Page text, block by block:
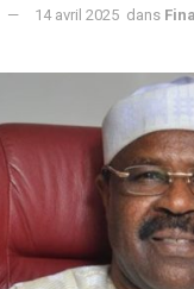
14 avril 2025 dans